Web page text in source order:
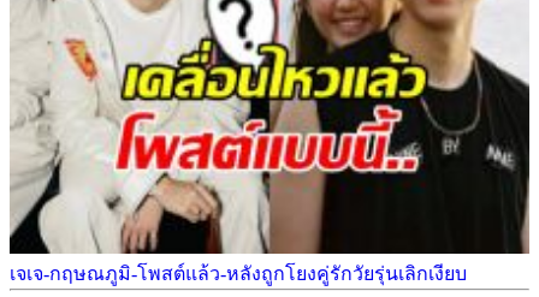
เจเจ-กฤษณภูมิ-โพสต์แล้ว-หลังถูกโยงคู่รักวัยรุ่นเลิกเงียบ